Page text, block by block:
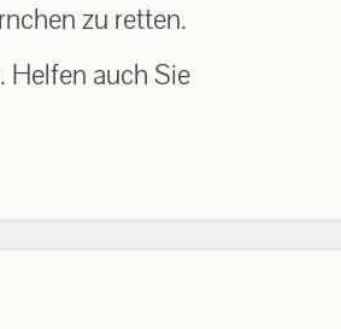
zu retten.
Helfen auch Sie